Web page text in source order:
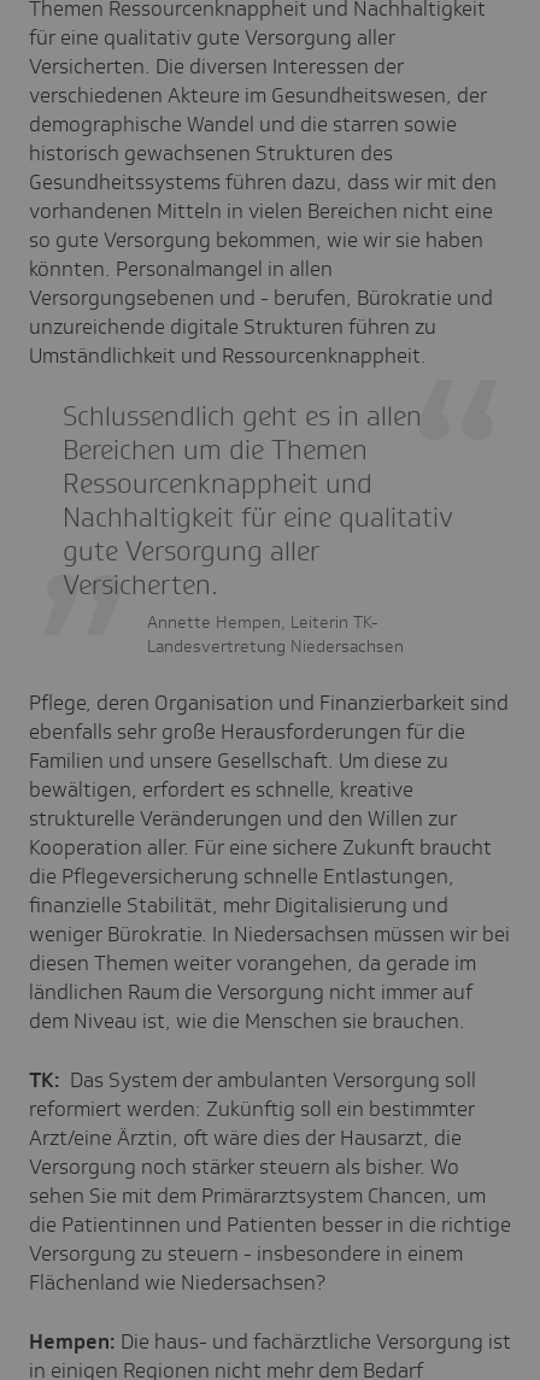
Themen Ressourcenknappheit und Nachhaltigkeit
für eine qualitativ gute Versorgung aller
Versicherten. Die diversen Interessen der
verschiedenen Akteure im Gesundheitswesen, der
demographische Wandel und die starren sowie
historisch gewachsenen Strukturen des
Gesundheitssystems führen dazu, dass wir mit den
vorhandenen Mitteln in vielen Bereichen nicht eine
so gute Versorgung bekommen, wie wir sie haben
könnten. Personalmangel in allen
Versorgungsebenen und - berufen, Bürokratie und
unzureichende digitale Strukturen führen zu
Umständlichkeit und Ressourcenknappheit.
Schlussendlich geht es in allen
Bereichen um die Themen
Ressourcenknappheit und
Nachhaltigkeit für eine qualitativ
gute Versorgung aller
Versicherten.
Annette Hempen, Leiterin TK-
Landesvertretung Niedersachsen
Pflege, deren Organisation und Finanzierbarkeit sind
ebenfalls sehr große Herausforderungen für die
Familien und unsere Gesellschaft. Um diese zu
bewältigen, erfordert es schnelle, kreative
strukturelle Veränderungen und den Willen zur
Kooperation aller. Für eine sichere Zukunft braucht
die Pflegeversicherung schnelle Entlastungen,
finanzielle Stabilität, mehr Digitalisierung und
weniger Bürokratie. In Niedersachsen müssen wir bei
diesen Themen weiter vorangehen, da gerade im
ländlichen Raum die Versorgung nicht immer auf
dem Niveau ist, wie die Menschen sie brauchen.
TK: Das System der ambulanten Versorgung soll
reformiert werden: Zukünftig soll ein bestimmter
Arzt/eine Ärztin, oft wäre dies der Hausarzt, die
Versorgung noch stärker steuern als bisher. Wo
sehen Sie mit dem Primärarztsystem Chancen, um
die Patientinnen und Patienten besser in die richtige
Versorgung zu steuern - insbesondere in einem
Flächenland wie Niedersachsen?
Hempen: Die haus- und fachärztliche Versorgung ist
in einigen Regionen nicht mehr dem Bedarf